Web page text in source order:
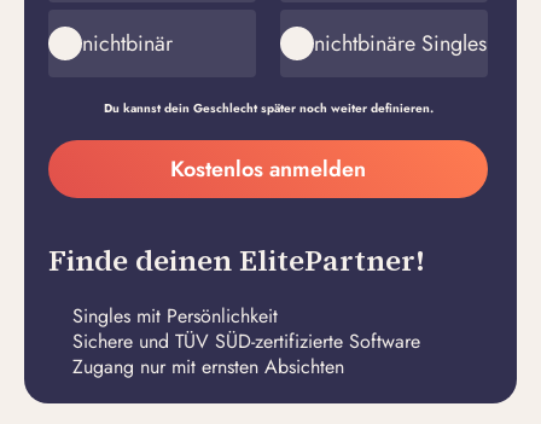
nichtbinär nichtbinäre Singles
Du kannst dein Geschlecht später noch weiter definieren.
Meine
E-
Adresse
erstellen
Kostenlos anmelden
Finde deinen ElitePartner!
Singles mit Persönlichkeit
Sichere und TÜV SÜD-zertifizierte Software
Zugang nur mit ernsten Absichten